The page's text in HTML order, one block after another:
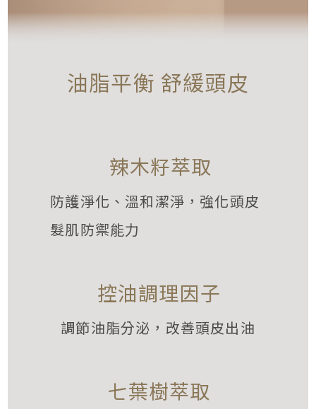
油脂平衡 舒緩頭皮
辣木籽萃取
防護淨化、溫和潔淨，強化頭皮
髮肌防禦能力
控油調理因子
調節油脂分泌，改善頭皮出油
七葉樹萃取